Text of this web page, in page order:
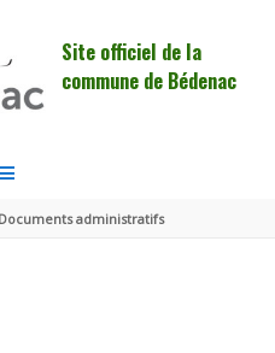
Site officiel de la
commune de Bédenac
Documents administratifs